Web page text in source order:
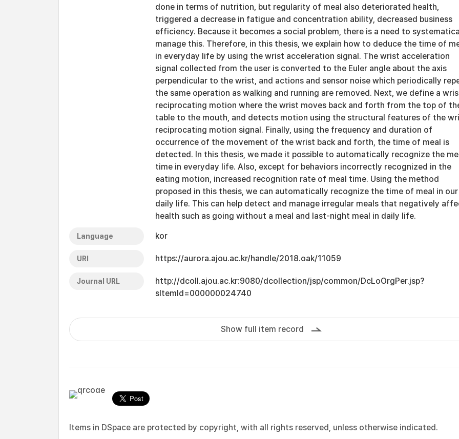
done in terms of nutrition, but regularity of meal also deteriorated health,
triggered a decrease in fatigue and concentration ability, decreased business
efficiency. Because it becomes a social problem, there is a need to
manage this. Therefore, in this thesis, we explain how to deduce the time of
in everyday life by using the wrist acceleration signal. The wrist acceleration
signal collected from the user is converted to the Euler angle about the axis
perpendicular to the wrist, and actions and sensor noise which periodically
the same operation as walking and running are removed. Next, we define a
reciprocating motion where the wrist moves back and forth from the top of
table to the mouth, and detects motion using the structural features of the
reciprocating motion signal. Finally, using the frequency and duration of
occurrence of the movement of the wrist back and forth, the time of meal is
detected. In this thesis, we made it possible to automatically recognize the
time in everyday life. Also, except for behaviors incorrectly recognized in the
eating motion, increased recognition rate of meal time. Using the method
proposed in this thesis, we can automatically recognize the time of meal in our
daily life. This can help detect and manage irregular meals that negatively
health such as going without a meal and last-night meal in daily life.
Language kor
URI https://aurora.ajou.ac.kr/handle/2018.oak/11059
Journal URL
http://dcoll.ajou.ac.kr:9080/dcollection/jsp/common/DcLoOrgPer.jsp?
sItemId=000000024740
Show full item record
Items in DSpace are protected by copyright, with all rights reserved, unless otherwise indicated.